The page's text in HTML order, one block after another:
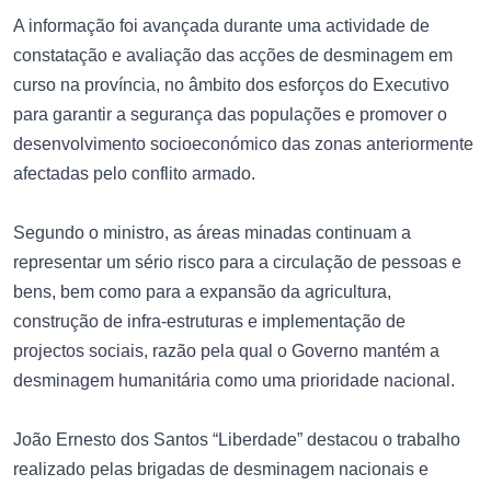
A informação foi avançada durante uma actividade de
constatação e avaliação das acções de desminagem em
curso na província, no âmbito dos esforços do Executivo
para garantir a segurança das populações e promover o
desenvolvimento socioeconómico das zonas anteriormente
afectadas pelo conflito armado.
Segundo o ministro, as áreas minadas continuam a
representar um sério risco para a circulação de pessoas e
bens, bem como para a expansão da agricultura,
construção de infra-estruturas e implementação de
projectos sociais, razão pela qual o Governo mantém a
desminagem humanitária como uma prioridade nacional.
João Ernesto dos Santos “Liberdade” destacou o trabalho
realizado pelas brigadas de desminagem nacionais e